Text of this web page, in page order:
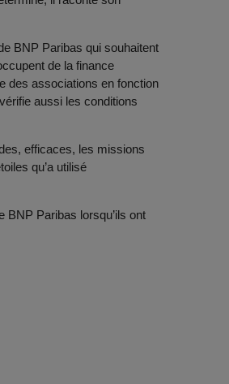
BNP Paribas qui souhaitent
de la finance
des associations en fonction
aussi les conditions
efficaces, les missions
qu’a utilisé
BNP Paribas lorsqu’ils ont